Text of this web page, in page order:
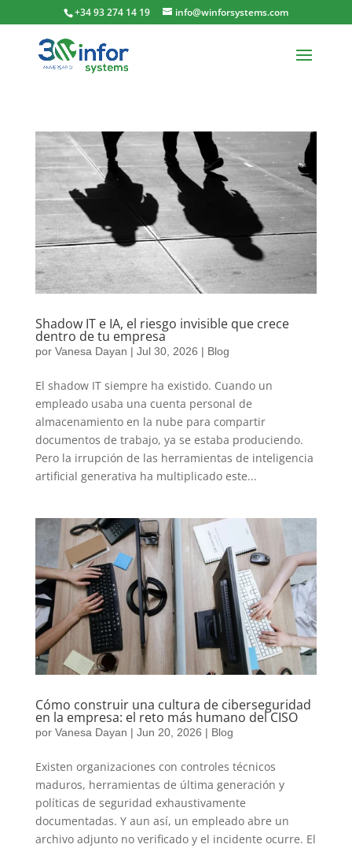
+34 93 274 14 19 info@winforsystems.com
Shadow IT e IA, el riesgo invisible que crece
dentro de tu empresa
por Vanesa Dayan | Jul 30, 2026 | Blog
El shadow IT siempre ha existido. Cuando un
empleado usaba una cuenta personal de
almacenamiento en la nube para compartir
documentos de trabajo, ya se estaba produciendo.
Pero la irrupción de las herramientas de inteligencia
artificial generativa ha multiplicado este...
Cómo construir una cultura de ciberseguridad
en la empresa: el reto más humano del CISO
por Vanesa Dayan | Jun 20, 2026 | Blog
Existen organizaciones con controles técnicos
maduros, herramientas de última generación y
políticas de seguridad exhaustivamente
documentadas. Y aun así, un empleado abre un
archivo adjunto no verificado y el incidente ocurre. El